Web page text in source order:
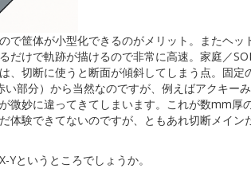
で筐体が小型化できるのがメリット。またヘッ
だけで軌跡が描けるので非常に高速。家庭／
、切断に使うと断面が傾斜してしまう点。固定
部分）から当然なのですが、例えばアクキー
微妙に違ってきてしまいます。これが数mm厚
体験できてないのですが、ともあれ切断メイン
というところでしょうか。